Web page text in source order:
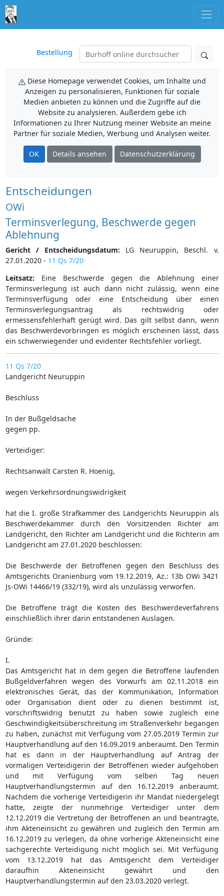
Bestellung
Diese Homepage verwendet Cookies, um Inhalte und
Anzeigen zu personalisieren, Funktionen für soziale
Medien anbieten zu können und die Zugriffe auf die
Website zu analysieren. Außerdem gebe ich
Informationen zu Ihrer Nutzung meiner Website an meine
Partner für soziale Medien, Werbung und Analysen weiter.
OK Details ansehen Datenschutzerklärung
Entscheidungen
OWi
Terminsverlegung, Beschwerde gegen
Ablehnung
Gericht / Entscheidungsdatum: LG Neuruppin, Beschl. v.
27.01.2020 - 11 Qs 7/20
Leitsatz: Eine Beschwerde gegen die Ablehnung einer
Terminsverlegung ist auch dann nicht zulässig, wenn eine
Terminsverfügung oder eine Entscheidung über einen
Terminsverlegungsantrag als rechtswidrig oder
ermessensfehlerhaft gerügt wird. Das gilt selbst dann, wenn
das Beschwerdevorbringen es möglich erscheinen lässt, dass
ein schwerwiegender und evidenter Rechtsfehler vorliegt.
11 Qs 7/20
Landgericht Neuruppin
Beschluss
In der Bußgeldsache
gegen pp.
Verteidiger:
Rechtsanwalt Carsten R. Hoenig,
wegen Verkehrsordnungswidrigkeit
hat die I. große Strafkammer des Landgerichts Neuruppin als
Beschwerdekammer durch den Vorsitzenden Richter am
Landgericht, den Richter am Landgericht und die Richterin am
Landgericht am 27.01.2020 beschlossen:
Die Beschwerde der Betroffenen gegen den Beschluss des
Amtsgerichts Oranienburg vom 19.12.2019, Az.: 13b OWi 3421
Js-OWi 14466/19 (332/19), wird als unzulässig verworfen.
Die Betroffene trägt die Kosten des Beschwerdeverfahrens
einschließlich ihrer darin entstandenen Auslagen.
Gründe:
I.
Das Amtsgericht hat in dem gegen die Betroffene laufenden
Bußgeldverfahren wegen des Vorwurfs am 02.11.2018 ein
elektronisches Gerät, das der Kommunikation, Information
oder Organisation dient oder zu dienen bestimmt ist,
vorschriftswidrig benutzt zu haben sowie zugleich eine
Geschwindigkeitsüberschreitung im Straßenverkehr begangen
zu haben, zunächst mit Verfügung vom 27.05.2019 Termin zur
Hauptverhandlung auf den 16.09.2019 anberaumt. Den Termin
hat es dann in der Hauptverhandlung auf Antrag der
vormaligen Verteidigerin der Betroffenen wieder aufgehoben
und mit Verfügung vom selben Tag neuen
Hauptverhandlungstermin auf den 16.12.2019 anberaumt.
Nachdem die vorherige Verteidigerin ihr Mandat niedergelegt
hatte, zeigte der nunmehrige Verteidiger unter dem
12.12.2019 die Vertretung der Betroffenen an und beantragte,
ihm Akteneinsicht zu gewähren und zugleich den Termin am
16.12.2019 zu verlegen, da ohne vorherige Akteneinsicht eine
sachgerechte Verteidigung nicht möglich sei. Mit Verfügung
vom 13.12.2019 hat das Amtsgericht dem Verteidiger
daraufhin Akteneinsicht gewährt und den
Hauptverhandlungstermin auf den 23.03.2020 verlegt.